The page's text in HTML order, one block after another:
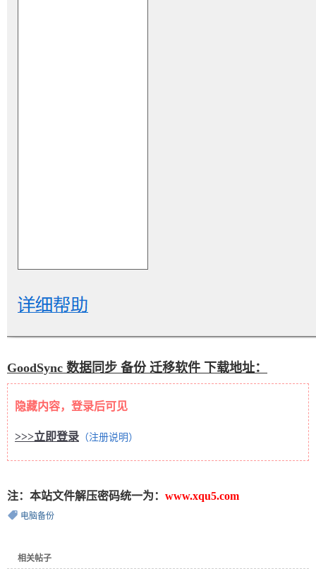
GoodSync 数据同步 备份 迁移软件 下载地址：
隐藏内容，登录后可见
>>>立即登录 （注册说明）
注：本站文件解压密码统一为： www.xqu5.com
电脑备份
相关帖子